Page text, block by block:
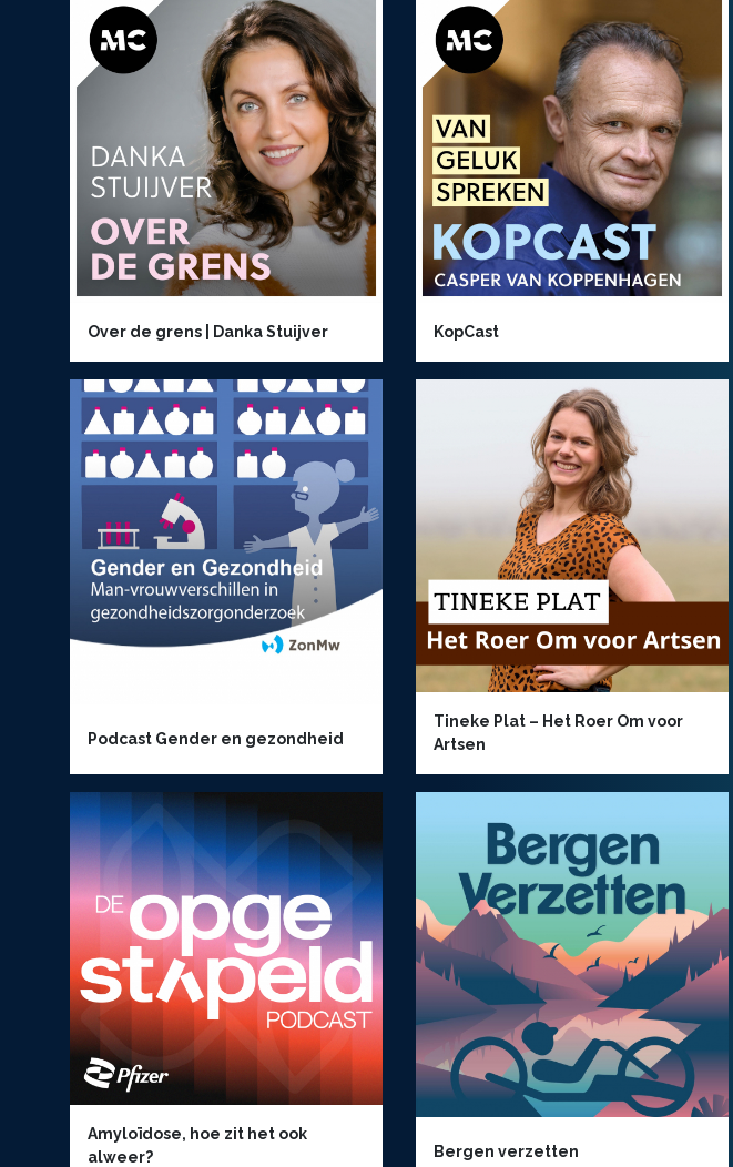
Over de grens | Danka Stuijver KopCast
Podcast Gender en gezondheid
Tineke Plat – Het Roer Om voor
Artsen
Amyloïdose, hoe zit het ook
alweer?
Bergen verzetten